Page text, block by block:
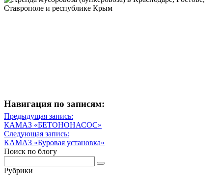
Навигация по записям:
Навигация
по
записям
Предыдущая запись:
Предыдущая
запись
КАМАЗ «БЕТОНОНАСОС»
Следующая запись:
Следующая
запись
КАМАЗ «Буровая установка»
Поиск по блогу
Рубрики